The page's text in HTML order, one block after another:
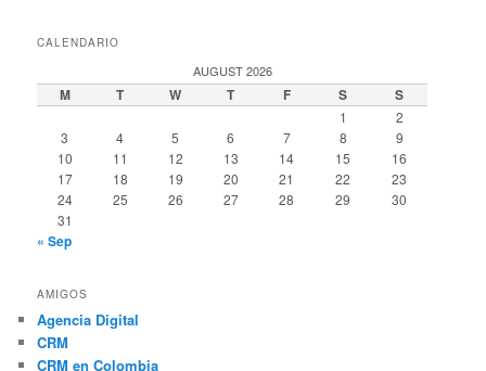
CALENDARIO
AUGUST 2026
M T W T F S S
1
2
3
4 5 6 7 8
9
10
11 12 13 14 15
16
17
18 19 20 21 22
23
24
25 26 27 28 29
30
31
« Sep
AMIGOS
Agencia Digital
CRM
CRM en Colombia